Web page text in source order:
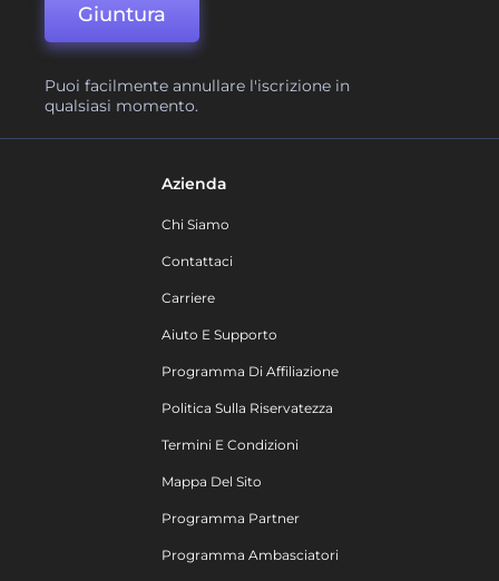
Giuntura
Puoi facilmente annullare l'iscrizione in
qualsiasi momento.
Azienda
Chi Siamo
Contattaci
Carriere
Aiuto E Supporto
Programma Di Affiliazione
Politica Sulla Riservatezza
Termini E Condizioni
Mappa Del Sito
Programma Partner
Programma Ambasciatori